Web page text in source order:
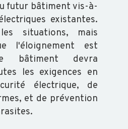
futur bâtiment vis-à-
existantes.
situations, mais
l'éloignement est
bâtiment devra
les exigences en
électrique, de
et de prévention